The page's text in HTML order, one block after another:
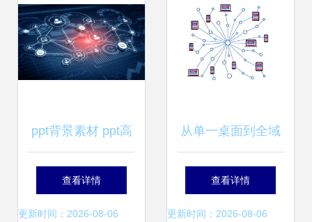
ppt背景素材 ppt高
清背景下载 千库网
第8页
查看详情
更新时间：2026-08-06
从单一桌面到全域
互联 互联网信息技
术服务的时代变革
查看详情
更新时间：2026-08-06